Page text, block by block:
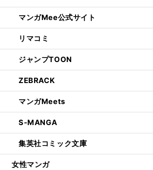
マンガMee公式サイト
リマコミ
ジャンプTOON
ZEBRACK
マンガMeets
S-MANGA
集英社コミック文庫
女性マンガ